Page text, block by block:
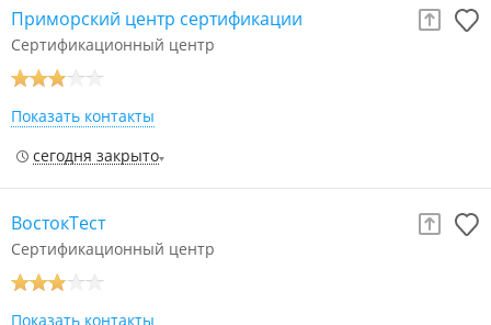
Приморский центр сертификации
Сертификационный центр
Показать контакты
сегодня закрыто
ВостокТест
Сертификационный центр
Показать контакты